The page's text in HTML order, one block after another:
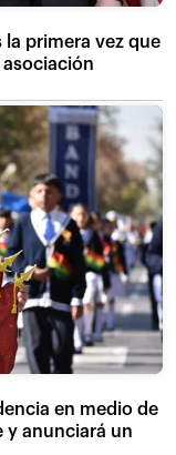
la primera vez que
asociación
en medio de
y anunciará un